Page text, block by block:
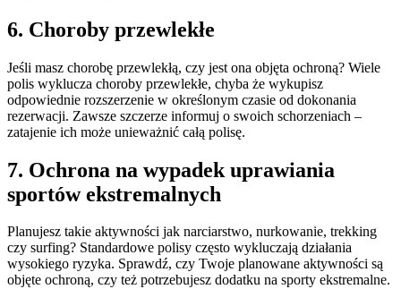
6. Choroby przewlekłe
Jeśli masz chorobę przewlekłą, czy jest ona objęta ochroną? Wiele
polis wyklucza choroby przewlekłe, chyba że wykupisz
odpowiednie rozszerzenie w określonym czasie od dokonania
rezerwacji. Zawsze szczerze informuj o swoich schorzeniach –
zatajenie ich może unieważnić całą polisę.
7. Ochrona na wypadek uprawiania
sportów ekstremalnych
Planujesz takie aktywności jak narciarstwo, nurkowanie, trekking
czy surfing? Standardowe polisy często wykluczają działania
wysokiego ryzyka. Sprawdź, czy Twoje planowane aktywności są
objęte ochroną, czy też potrzebujesz dodatku na sporty ekstremalne.